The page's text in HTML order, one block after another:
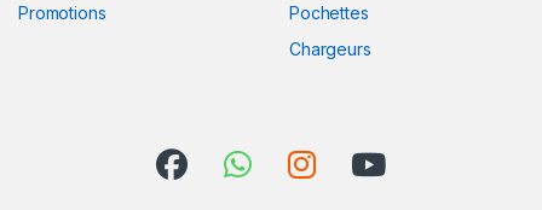
Promotions
Pochettes
Chargeurs